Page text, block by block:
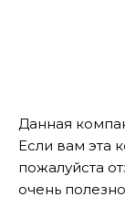
Данная
Если вам эта
пожалуйста
очень